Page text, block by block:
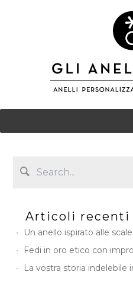
Articoli recenti
Un anello ispirato alle scale
Fedi in oro etico con
La vostra storia indelebile